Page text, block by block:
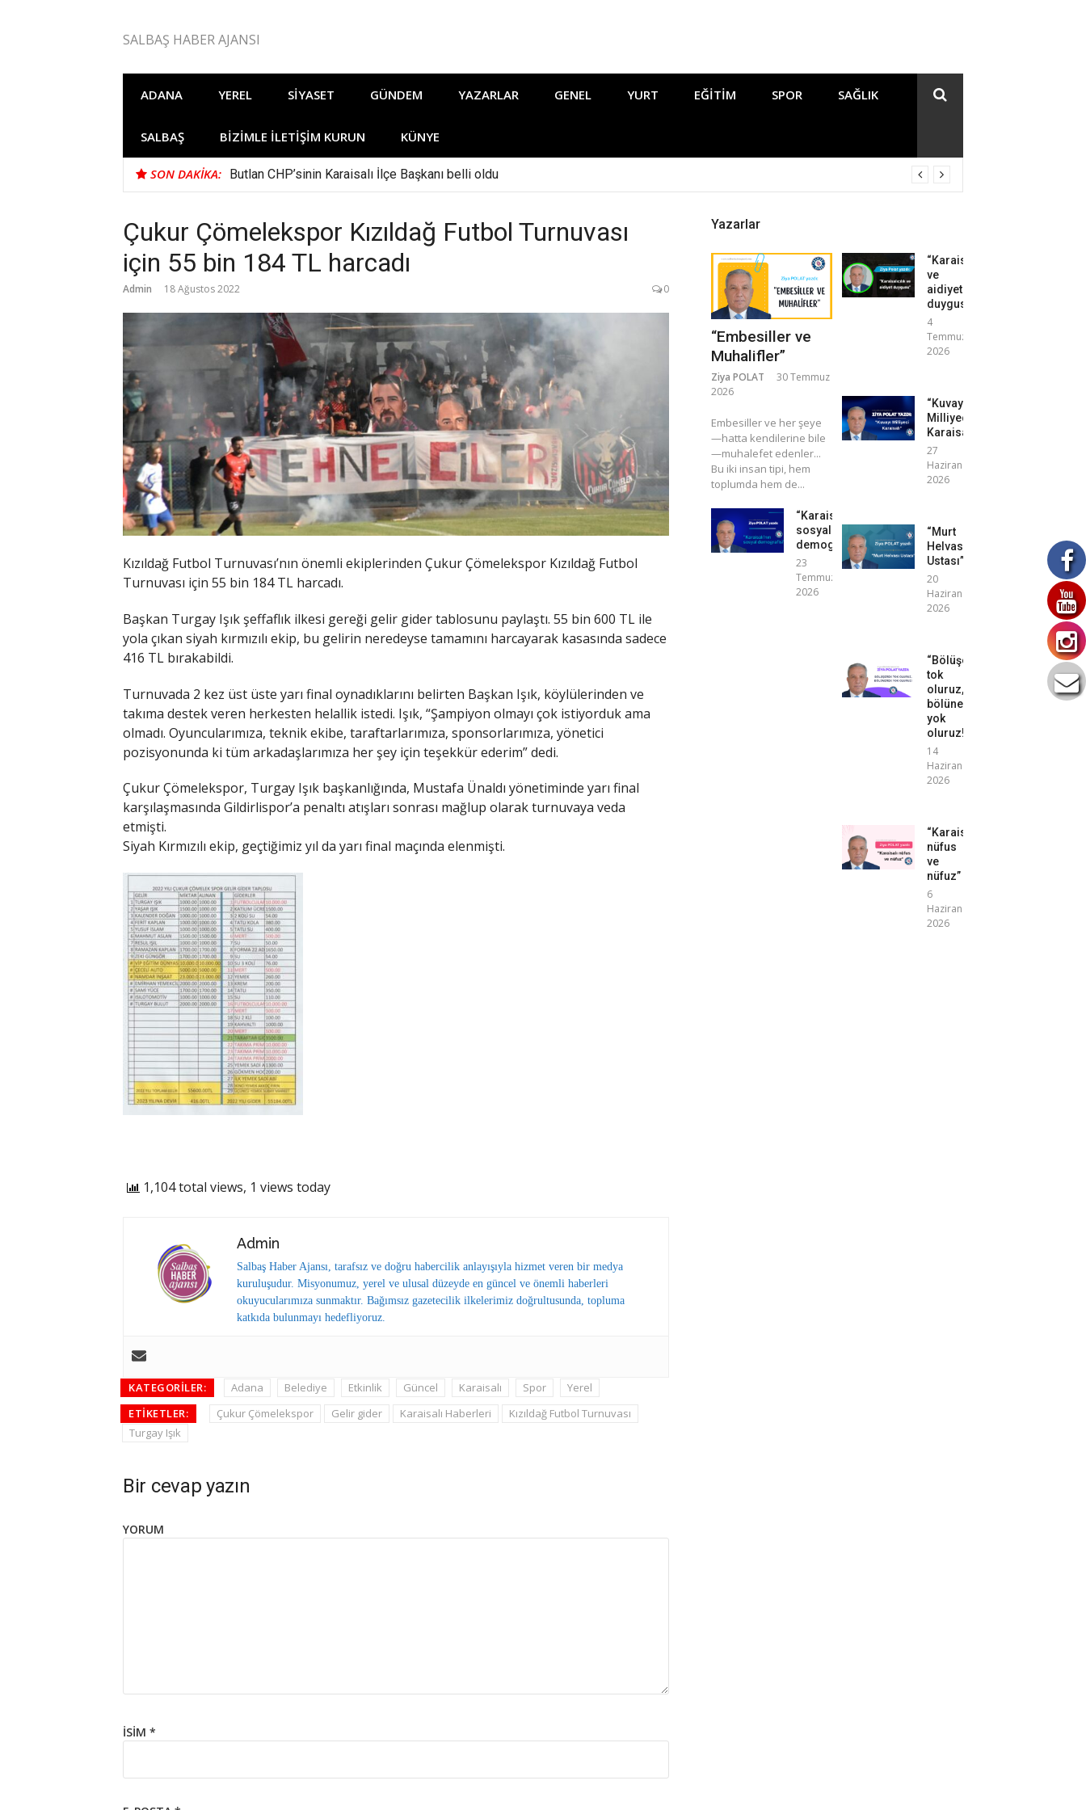
SALBAŞ HABER AJANSI
ADANA YEREL SIYASET GÜNDEM YAZARLAR GENEL YURT EĞITIM SPOR SAĞLIK
SALBAŞ BIZIMLE İLETIŞIM KURUN KÜNYE
SON DAKIKA: Butlan CHP’sinin Karaisalı İlçe Başkanı belli oldu
Çukur Çömelekspor Kızıldağ Futbol Turnuvası
için 55 bin 184 TL harcadı
Admin 18 Ağustos 2022 0
Kızıldağ Futbol Turnuvası’nın önemli ekiplerinden Çukur Çömelekspor Kızıldağ Futbol
Turnuvası için 55 bin 184 TL harcadı.
Başkan Turgay Işık şeffaflık ilkesi gereği gelir gider tablosunu paylaştı. 55 bin 600 TL ile
yola çıkan siyah kırmızılı ekip, bu gelirin neredeyse tamamını harcayarak kasasında sadece
416 TL bırakabildi.
Turnuvada 2 kez üst üste yarı final oynadıklarını belirten Başkan Işık, köylülerinden ve
takıma destek veren herkesten helallik istedi. Işık, “Şampiyon olmayı çok istiyorduk ama
olmadı. Oyuncularımıza, teknik ekibe, taraftarlarımıza, sponsorlarımıza, yönetici
pozisyonunda ki tüm arkadaşlarımıza her şey için teşekkür ederim” dedi.
Çukur Çömelekspor, Turgay Işık başkanlığında, Mustafa Ünaldı yönetiminde yarı final
karşılaşmasında Gildirlispor’a penaltı atışları sonrası mağlup olarak turnuvaya veda
etmişti.
Siyah Kırmızılı ekip, geçtiğimiz yıl da yarı final maçında elenmişti.
1,104 total views, 1 views today
Admin
Salbaş Haber Ajansı, tarafsız ve doğru habercilik anlayışıyla hizmet veren bir medya
kuruluşudur. Misyonumuz, yerel ve ulusal düzeyde en güncel ve önemli haberleri
okuyucularımıza sunmaktır. Bağımsız gazetecilik ilkelerimiz doğrultusunda, topluma
katkıda bulunmayı hedefliyoruz.
KATEGORILER: Adana Belediye Etkinlik Güncel Karaisalı Spor
Yerel
ETIKETLER:
Çukur Çömelekspor Gelir gider Karaisalı Haberleri
Kızıldağ Futbol Turnuvası
Turgay Işık
Bir cevap yazın
YORUM
İSIM *
Yazarlar
“Embesiller ve
Muhalifler”
Ziya POLAT
30 Temmuz
2026
​Embesiller ve her şeye
—hatta kendilerine bile
—muhalefet edenler...
Bu iki insan tipi, hem
toplumda hem de...
“Karaisalı’nın
sosyal
demografisi”
23
Temmuz
2026
“Karaisalıcılık
ve
aidiyet
duygusu”
4
Temmuz
2026
“Kuvayı
Milliyeci
Karaisalı”
27
Haziran
2026
“Murt
Helvası
Ustası”
20
Haziran
2026
“Bölüşerek
tok
oluruz,
bölünerek
yok
oluruz!”
14
Haziran
2026
“Karaisalı
nüfus
ve
nüfuz”
6
Haziran
2026